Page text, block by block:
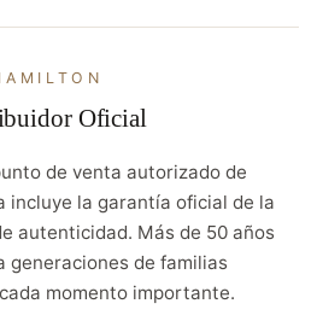
Oficial
de venta autorizado de
incluye la garantía oficial de la
autenticidad. Más de 50 años
generaciones de familias
momento importante.